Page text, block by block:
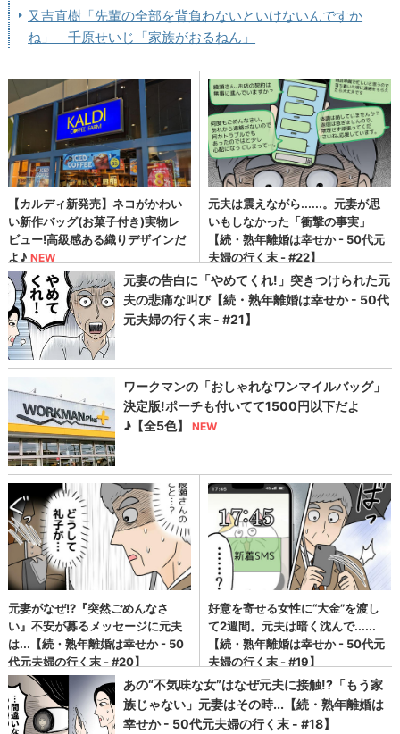
又吉直樹「先輩の全部を背負わないといけないんですか
ね」 千原せいじ「家族がおるねん」